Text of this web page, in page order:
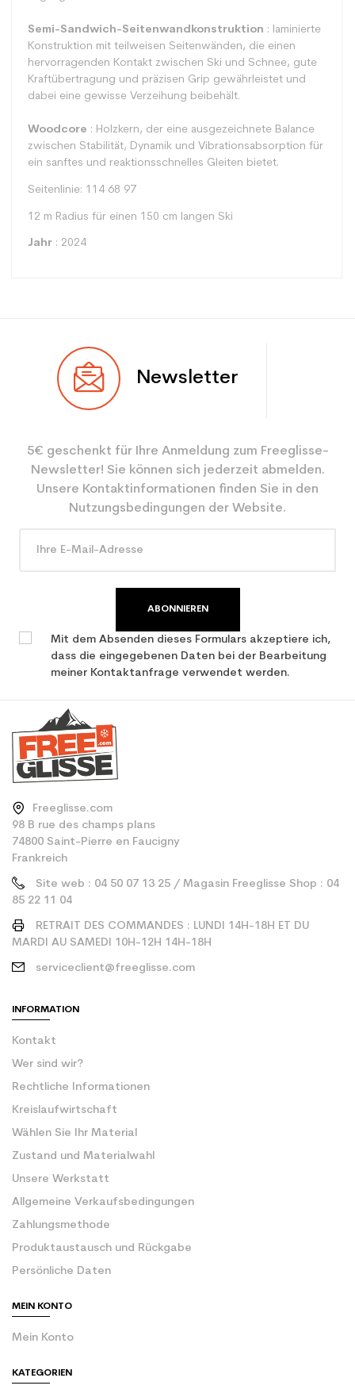
Semi-Sandwich-Seitenwandkonstruktion : laminierte
Konstruktion mit teilweisen Seitenwänden, die einen
hervorragenden Kontakt zwischen Ski und Schnee, gute
Kraftübertragung und präzisen Grip gewährleistet und
dabei eine gewisse Verzeihung beibehält.
Woodcore : Holzkern, der eine ausgezeichnete Balance
zwischen Stabilität, Dynamik und Vibrationsabsorption für
ein sanftes und reaktionsschnelles Gleiten bietet.
Seitenlinie: 114 68 97
12 m Radius für einen 150 cm langen Ski
Jahr : 2024
Benutzer Junior
Farbe Blau
CO2-Einsparungen für
den Planeten (in kg)
2.1
Newsletter
5€ geschenkt für Ihre Anmeldung zum Freeglisse-
Newsletter! Sie können sich jederzeit abmelden.
Unsere Kontaktinformationen finden Sie in den
Nutzungsbedingungen der Website.
ABONNIEREN
Mit dem Absenden dieses Formulars akzeptiere ich,
dass die eingegebenen Daten bei der Bearbeitung
meiner Kontaktanfrage verwendet werden.
Freeglisse.com
98 B rue des champs plans
74800 Saint-Pierre en Faucigny
Frankreich
Site web : 04 50 07 13 25 / Magasin Freeglisse Shop : 04
85 22 11 04
RETRAIT DES COMMANDES : LUNDI 14H-18H ET DU
MARDI AU SAMEDI 10H-12H 14H-18H
serviceclient@freeglisse.com
INFORMATION
Kontakt
Wer sind wir?
Rechtliche Informationen
Kreislaufwirtschaft
Wählen Sie Ihr Material
Zustand und Materialwahl
Unsere Werkstatt
Allgemeine Verkaufsbedingungen
Zahlungsmethode
Produktaustausch und Rückgabe
Persönliche Daten
MEIN KONTO
Mein Konto
KATEGORIEN